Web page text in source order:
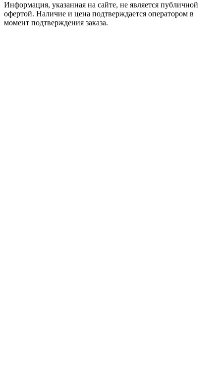
Информация, указанная на сайте, не является публичной
офертой. Наличие и цена подтверждается оператором в
момент подтверждения заказа.